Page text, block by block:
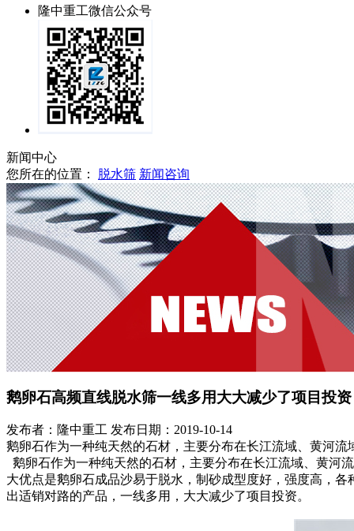
隆中重工微信公众号
新闻中心
您所在的位置：
脱水筛 新闻咨询
鹅卵石高频直线脱水筛一线多用大大减少了项目投资
发布者：隆中重工 发布日期：2019-10-14
鹅卵石作为一种纯天然的石材，主要分布在长江流域、黄河
鹅卵石作为一种纯天然的石材，主要分布在长江流域、黄河
大优点是鹅卵石成品沙易于脱水，制砂成型度好，强度高，
出适销对路的产品，一线多用，大大减少了项目投资。